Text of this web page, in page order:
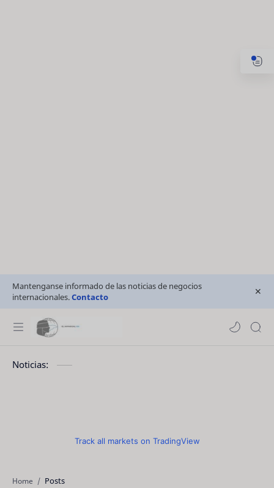
Mantenganse informado de las noticias de negocios
internacionales.Contacto
Noticias:
Track all markets on TradingView
Home Posts